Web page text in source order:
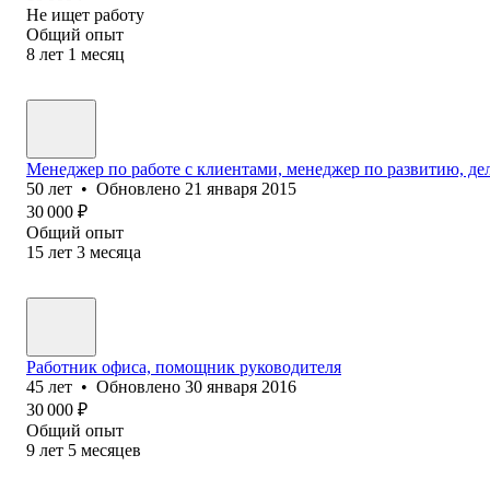
Не ищет работу
Общий опыт
8 лет 1 месяц
Менеджер по работе с клиентами, менеджер по развитию,
50 лет • Обновлено 21 января 2015
30 000 ₽
Общий опыт
15 лет 3 месяца
Работник офиса, помощник руководителя
45 лет • Обновлено 30 января 2016
30 000 ₽
Общий опыт
9 лет 5 месяцев